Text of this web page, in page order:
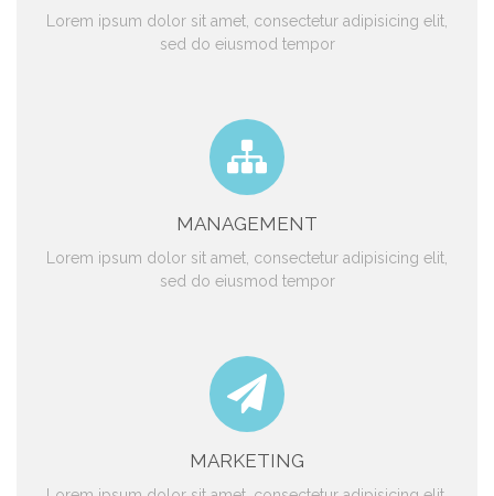
Lorem ipsum dolor sit amet, consectetur adipisicing elit,
sed do eiusmod tempor
MANAGEMENT
Lorem ipsum dolor sit amet, consectetur adipisicing elit,
sed do eiusmod tempor
MARKETING